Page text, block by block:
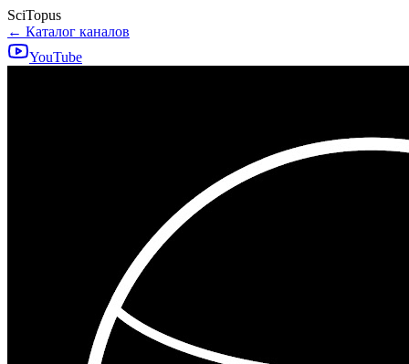
SciTopus
← Каталог каналов
YouTube